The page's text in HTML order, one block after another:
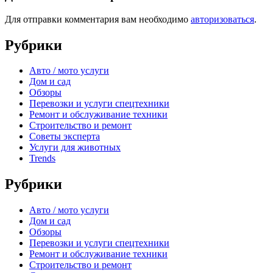
Для отправки комментария вам необходимо авторизоваться.
Рубрики
Авто / мото услуги
Дом и сад
Обзоры
Перевозки и услуги спецтехники
Ремонт и обслуживание техники
Строительство и ремонт
Советы эксперта
Услуги для животных
Trends
Рубрики
Авто / мото услуги
Дом и сад
Обзоры
Перевозки и услуги спецтехники
Ремонт и обслуживание техники
Строительство и ремонт